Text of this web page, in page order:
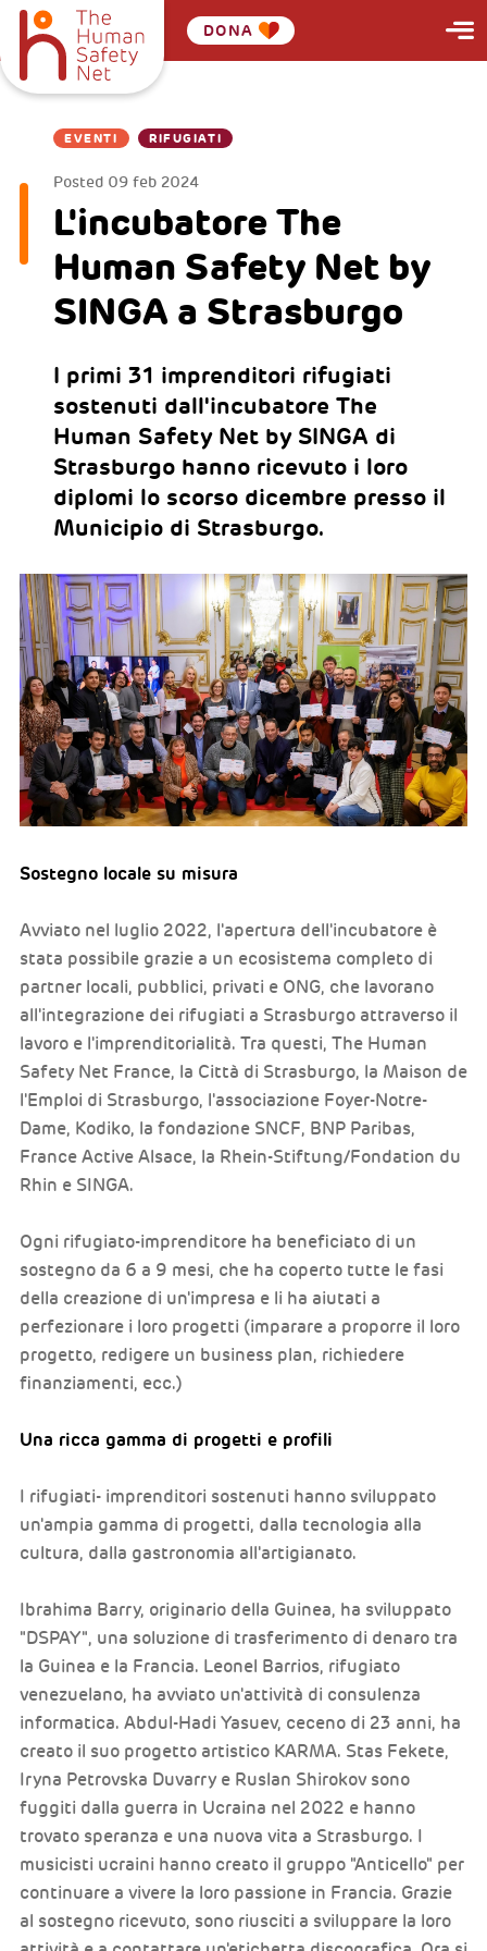
DONA
EVENTI RIFUGIATI
Posted 09 feb 2024
L'incubatore The
Human Safety Net by
SINGA a Strasburgo
I primi 31 imprenditori rifugiati
sostenuti dall'incubatore The
Human Safety Net by SINGA di
Strasburgo hanno ricevuto i loro
diplomi lo scorso dicembre presso il
Municipio di Strasburgo.
Sostegno locale su misura
Avviato nel luglio 2022, l'apertura dell'incubatore è
stata possibile grazie a un ecosistema completo di
partner locali, pubblici, privati e ONG, che lavorano
all'integrazione dei rifugiati a Strasburgo attraverso il
lavoro e l'imprenditorialità. Tra questi, The Human
Safety Net France, la Città di Strasburgo, la Maison de
l'Emploi di Strasburgo, l'associazione Foyer-Notre-
Dame, Kodiko, la fondazione SNCF, BNP Paribas,
France Active Alsace, la Rhein-Stiftung/Fondation du
Rhin e SINGA.
Ogni rifugiato-imprenditore ha beneficiato di un
sostegno da 6 a 9 mesi, che ha coperto tutte le fasi
della creazione di un'impresa e li ha aiutati a
perfezionare i loro progetti (imparare a proporre il loro
progetto, redigere un business plan, richiedere
finanziamenti, ecc.)
Una ricca gamma di progetti e profili
I rifugiati- imprenditori sostenuti hanno sviluppato
un'ampia gamma di progetti, dalla tecnologia alla
cultura, dalla gastronomia all'artigianato.
Ibrahima Barry, originario della Guinea, ha sviluppato
"DSPAY", una soluzione di trasferimento di denaro tra
la Guinea e la Francia. Leonel Barrios, rifugiato
venezuelano, ha avviato un'attività di consulenza
informatica. Abdul-Hadi Yasuev, ceceno di 23 anni, ha
creato il suo progetto artistico KARMA. Stas Fekete,
Iryna Petrovska Duvarry e Ruslan Shirokov sono
fuggiti dalla guerra in Ucraina nel 2022 e hanno
trovato speranza e una nuova vita a Strasburgo. I
musicisti ucraini hanno creato il gruppo "Anticello" per
continuare a vivere la loro passione in Francia. Grazie
al sostegno ricevuto, sono riusciti a sviluppare la loro